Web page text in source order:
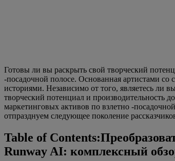
Готовы ли вы раскрыть свой творческий
-посадочной полосе. Основанная артистами
историями. Независимо от того, являетесь ли
творческий потенциал и производительность
маркетинговых активов по взлетно -
отпразднуем следующее поколение
Table of
Runway AI: комплексный